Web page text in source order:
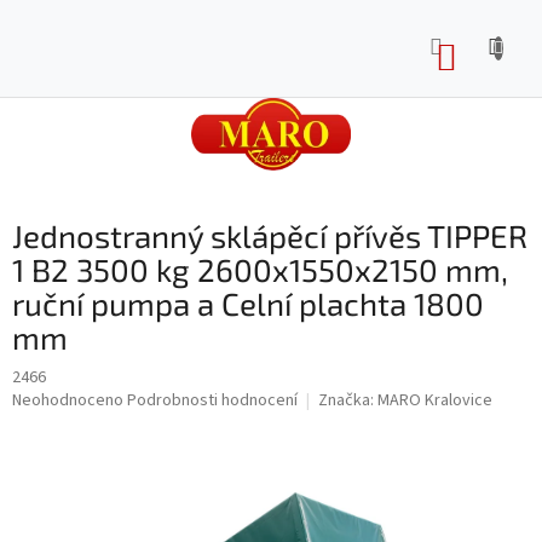
Jednostranný sklápěcí přívěs TIPPER
1 B2 3500 kg 2600x1550x2150 mm,
ruční pumpa a Celní plachta 1800
mm
2466
Průměrné
Neohodnoceno Podrobnosti hodnocení Značka: MARO Kralovice